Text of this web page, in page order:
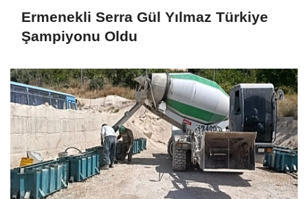
Ermenekli Serra Gül Yılmaz Türkiye
Şampiyonu Oldu